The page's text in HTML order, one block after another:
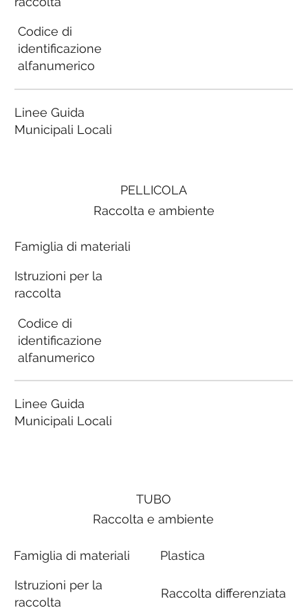
PELLICOLA
Raccolta e ambiente
Famiglia di materiali
Istruzioni per la
raccolta
Codice di
identificazione
alfanumerico
Linee Guida
Municipali Locali
Codice di
identificazione
alfanumerico
Linee Guida
Municipali Locali
TUBO
Raccolta e ambiente
Famiglia di materiali
Istruzioni per la
raccolta
Plastica
Raccolta differenziata